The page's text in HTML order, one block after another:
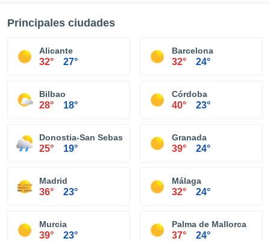
Principales ciudades
Alicante
32° 27°
Barcelona
32° 24°
Bilbao
28° 18°
Córdoba
40° 23°
Donostia-San Sebastián
25° 19°
Granada
39° 24°
Madrid
36° 23°
Málaga
32° 24°
Murcia
39° 23°
Palma de Mallorca
37° 24°